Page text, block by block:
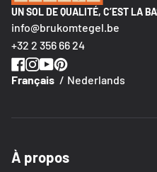
UN SOL DE QUALITÉ, C’EST LA
info@brukomtegel.be
+32 2 356 66 24
Nederlands
Français
À propos